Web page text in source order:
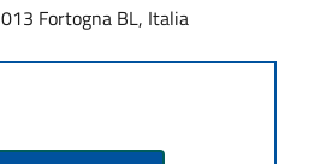
Fortogna BL, Italia